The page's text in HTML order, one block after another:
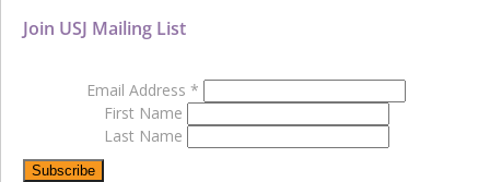
Join USJ Mailing List
Email Address *
First Name
Last Name